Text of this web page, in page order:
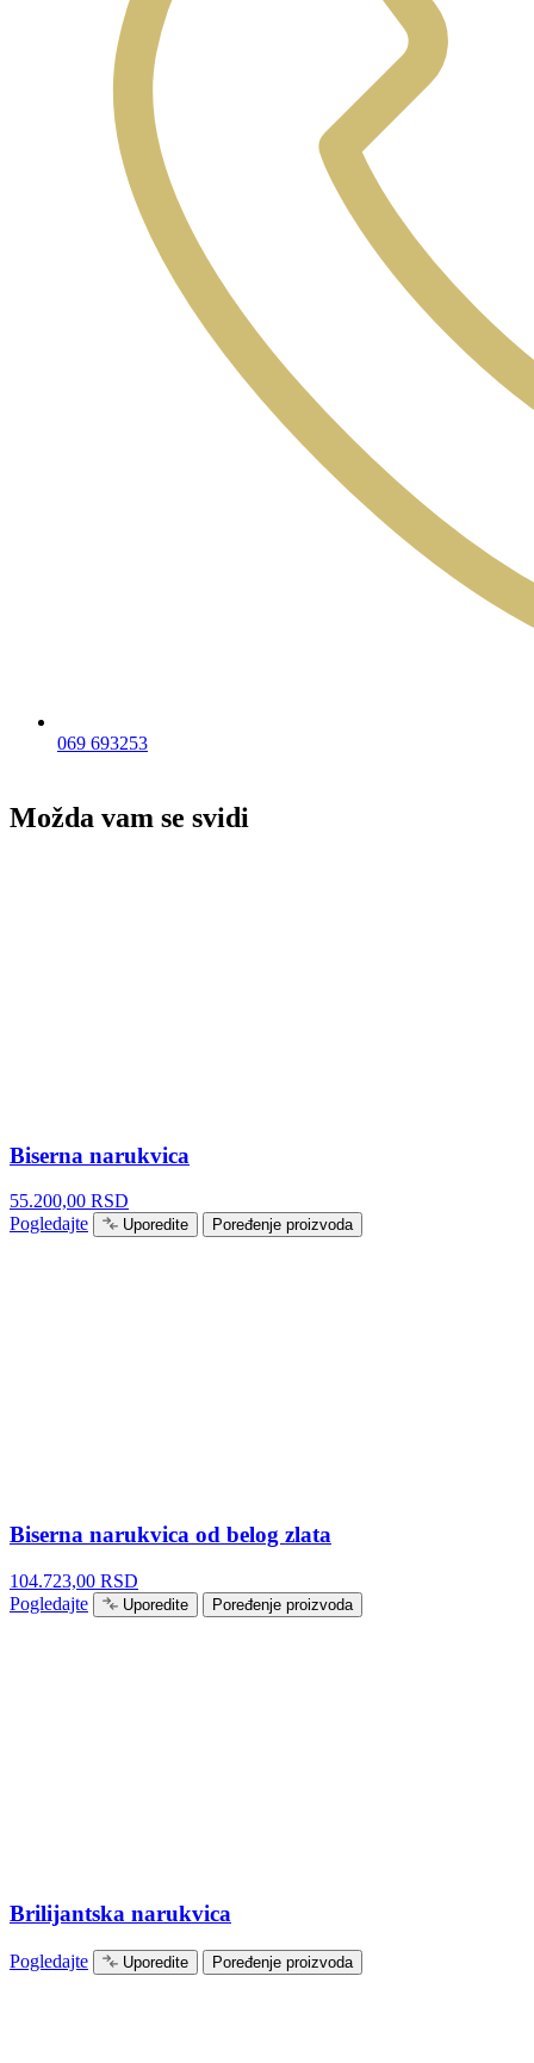
069 693253
Možda vam se svidi
Biserna narukvica
55.200,00 RSD
Pogledajte
Uporedite Poređenje proizvoda
Biserna narukvica od belog zlata
104.723,00 RSD
Pogledajte
Uporedite Poređenje proizvoda
Brilijantska narukvica
Pogledajte Uporedite Poređenje proizvoda